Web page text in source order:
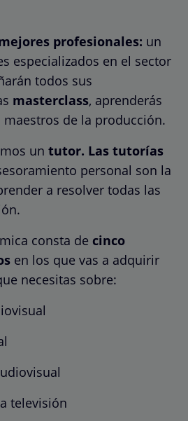
profesionales: un
especializados en el sector
todos sus
masterclass, aprenderás
de la producción.
un tutor. Las tutorías
personal son la
a resolver todas las
consta de cinco
en los que vas a adquirir
necesitas sobre:
televisión